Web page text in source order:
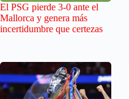
El PSG pierde 3-0 ante el
Mallorca y genera más
incertidumbre que certezas